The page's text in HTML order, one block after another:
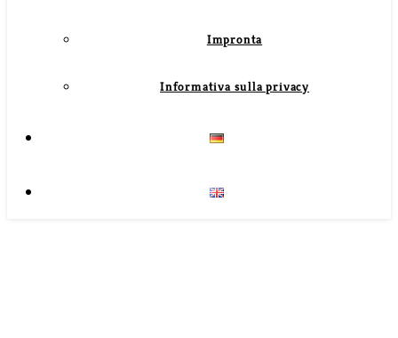
Impronta
Informativa sulla privacy